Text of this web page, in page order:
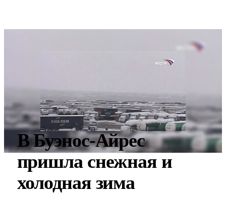
В Буэнос-Айрес
пришла снежная и
холодная зима